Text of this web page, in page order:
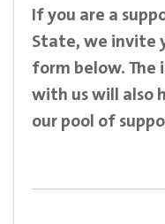
If you are a
State, we invite
form below.
with us will also
our pool of